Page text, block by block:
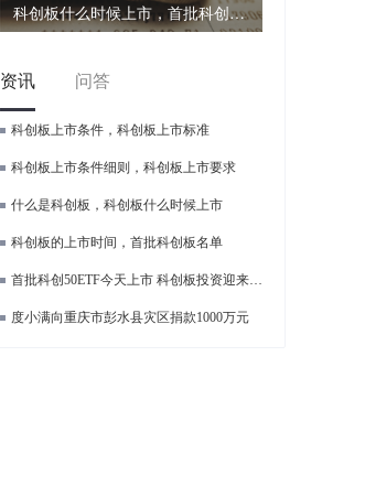
科创板什么时候上市，首批科创板名单
资讯 问答
科创板上市条件，科创板上市标准
科创板上市条件细则，科创板上市要求
什么是科创板，科创板什么时候上市
科创板的上市时间，首批科创板名单
首批科创50ETF今天上市 科创板投资迎来新时代
度小满向重庆市彭水县灾区捐款1000万元